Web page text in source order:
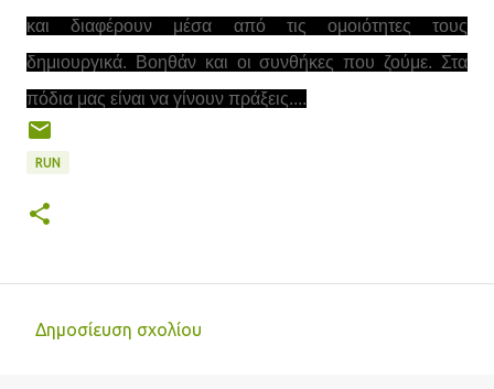
και διαφέρουν μέσα από τις ομοιότητες τους
δημιουργικά. Βοηθάν και οι συνθήκες που ζούμε. Στα
πόδια μας είναι να γίνουν πράξεις....
RUN
Δημοσίευση σχολίου